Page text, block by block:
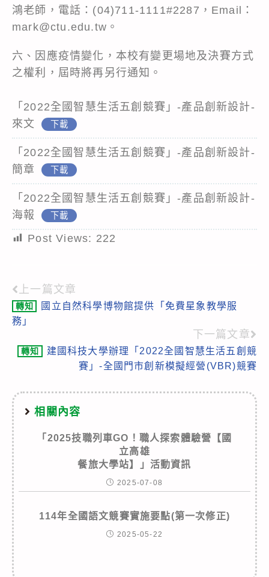
鴻老師，電話：(04)711-1111#2287，Email：
mark@ctu.edu.tw。
六、因應疫情變化，本校有變更場地及決賽方式
之權利，屆時將再另行通知。
「2022全國智慧生活五創競賽」-產品創新設計-
來文
下載
「2022全國智慧生活五創競賽」-產品創新設計-
簡章
下載
「2022全國智慧生活五創競賽」-產品創新設計-
海報
下載
Post Views: 222
Read
more
上一篇文章
轉知
國立自然科學博物館提供「免費星象教學服
務」
下一篇文章
轉知
建國科技大學辦理「2022全國智慧生活五創競
賽」-全國門市創新模擬經營(VBR)競賽
相關內容
「2025技職列車GO！職人探索體驗營【國
立高雄
餐旅大學站】」活動資訊
2025-07-08
114年全國語文競賽實施要點(第一次修正)
2025-05-22